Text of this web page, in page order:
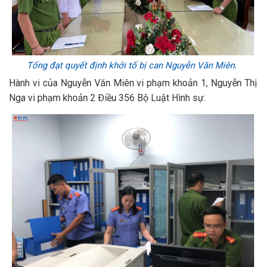
Tống đạt quyết định khởi tố bị can Nguyễn Văn Miên.
Hành vi của Nguyễn Văn Miên vi phạm khoản 1, Nguyễn Thị
Nga vi phạm khoản 2 Điều 356 Bộ Luật Hình sự.